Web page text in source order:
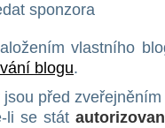
sponzora
vlastního
blogu.
jsou před
li se stát